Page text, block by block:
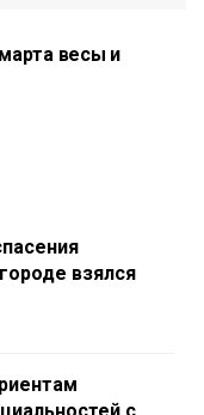
весы и
взялся